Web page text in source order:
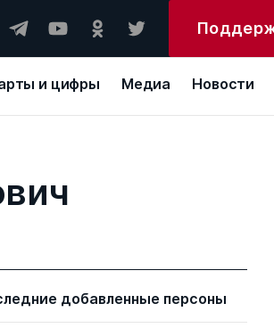
и цифры Медиа Новости
добавленные персоны